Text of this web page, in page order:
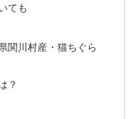
ても
関川村産・猫ちぐら
？